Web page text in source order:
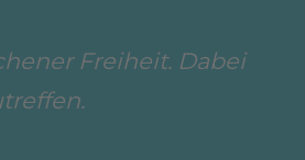
Freiheit. Dabei